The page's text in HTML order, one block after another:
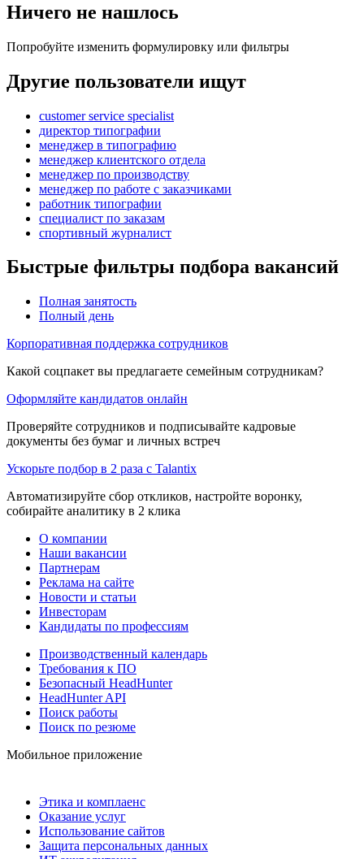
Ничего не нашлось
Попробуйте изменить формулировку или фильтры
Другие пользователи ищут
customer service specialist
директор типографии
менеджер в типографию
менеджер клиентского отдела
менеджер по производству
менеджер по работе с заказчиками
работник типографии
специалист по заказам
спортивный журналист
Быстрые фильтры подбора вакансий
Полная занятость
Полный день
Корпоративная поддержка сотрудников
Какой соцпакет вы предлагаете семейным сотрудникам?
Оформляйте кандидатов онлайн
Проверяйте сотрудников и подписывайте кадровые
документы без бумаг и личных встреч
Ускорьте подбор в 2 раза с Talantix
Автоматизируйте сбор откликов, настройте воронку,
собирайте аналитику в 2 клика
О компании
Наши вакансии
Партнерам
Реклама на сайте
Новости и статьи
Инвесторам
Кандидаты по профессиям
Производственный календарь
Требования к ПО
Безопасный HeadHunter
HeadHunter API
Поиск работы
Поиск по резюме
Мобильное приложение
Этика и комплаенс
Оказание услуг
Использование сайтов
Защита персональных данных